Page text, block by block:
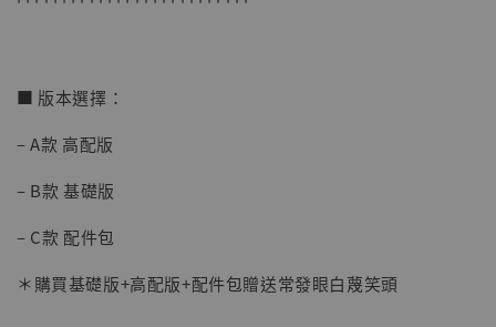
■ 版本選擇：
– A款 高配版
– B款 基礎版
– C款 配件包
＊購買基礎版+高配版+配件包贈送常發眼白蔑笑頭